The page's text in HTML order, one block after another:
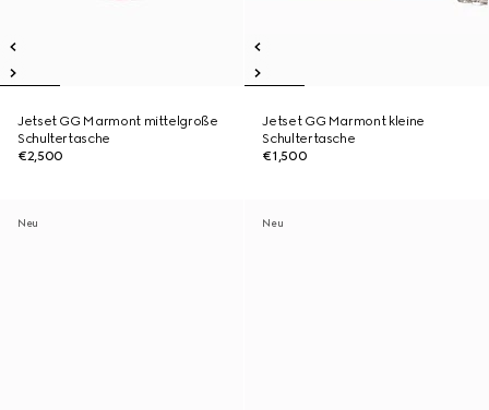
Jetset GG Marmont mittelgroße
Schultertasche
€2,500
Jetset GG Marmont kleine
Schultertasche
€1,500
Neu Neu